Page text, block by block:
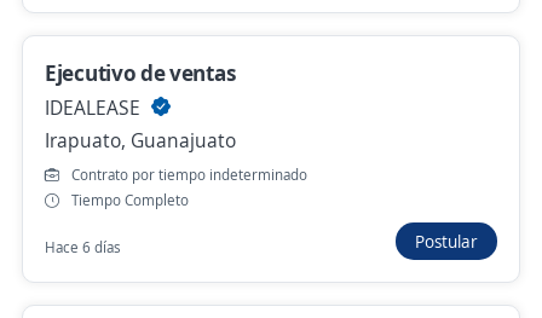
Irapuato, Guanajuato
Ayer
Ejecutivo de Ventas Campo y Oficina
Irapuato, Guanajuato
Ejecutivo de ventas
IDEALEASE
Irapuato, Guanajuato
Contrato por tiempo indeterminado
Tiempo Completo
Hace 6 días Postular